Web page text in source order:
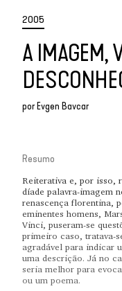
2005
A IMAGEM,
porEvgen Bavcar
Resumo
Reiterativa e, por isso,
díade palavra-imagem
renascença florentina,
eminentes homens,
Vinci, puseram-se
primeiro caso, tratava-
agradável para indicar
uma descrição. Já no
seria melhor para
ou um poema.